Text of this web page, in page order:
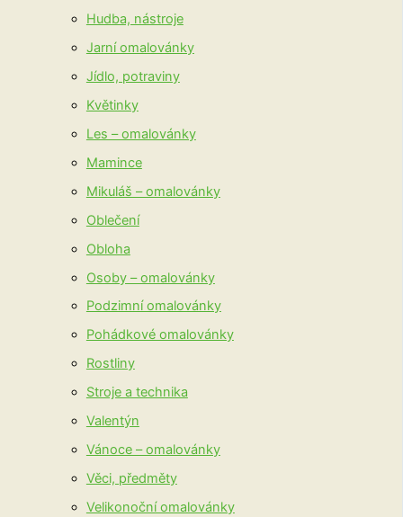
Hudba, nástroje
Jarní omalovánky
Jídlo, potraviny
Květinky
Les – omalovánky
Mamince
Mikuláš – omalovánky
Oblečení
Obloha
Osoby – omalovánky
Podzimní omalovánky
Pohádkové omalovánky
Rostliny
Stroje a technika
Valentýn
Vánoce – omalovánky
Věci, předměty
Velikonoční omalovánky